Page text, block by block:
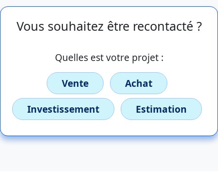
Vous souhaitez être recontacté ?
Quelles est votre projet :
Vente
Achat
Investissement
Estimation